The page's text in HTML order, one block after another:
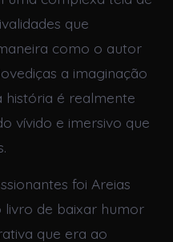
que
como o autor
a imaginação
história é realmente
vívido e imersivo que
foi Areias
livro de baixar humor
que era ao